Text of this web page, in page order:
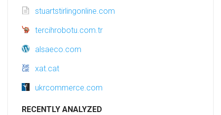
stuartstirlingonline.com
tercihrobotu.com.tr
alsaeco.com
xat.cat
ukrcommerce.com
RECENTLY ANALYZED